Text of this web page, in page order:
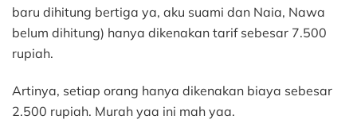
baru dihitung bertiga ya, aku suami dan Naia, Nawa
belum dihitung) hanya dikenakan tarif sebesar 7.500
rupiah.
Artinya, setiap orang hanya dikenakan biaya sebesar
2.500 rupiah. Murah yaa ini mah yaa.